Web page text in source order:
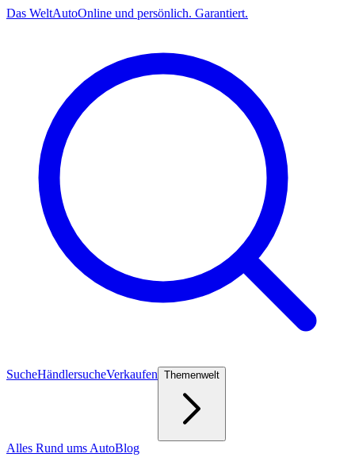
Das WeltAutoOnline und persönlich. Garantiert.
SucheHändlersucheVerkaufen Themenwelt
Alles Rund ums AutoBlog